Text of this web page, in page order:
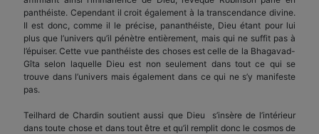
panthéiste. Cependant il croit également à la transcendance divine.
Il est donc, comme il le précise, pananthéiste, Dieu étant pour lui
plus que l’univers qu’il pénètre entièrement, mais qui ne suffit pas à
l’épuiser. Cette vue panthéiste des choses est celle de la Bhagavad-
Gîta selon laquelle Dieu est non seulement dans tout ce qui se
trouve dans l’univers mais également dans ce qui ne s’y manifeste
pas.
Teilhard de Chardin soutient aussi que Dieu s’insère de l’intérieur
dans toute chose et dans tout être et qu’il remplit donc le cosmos de